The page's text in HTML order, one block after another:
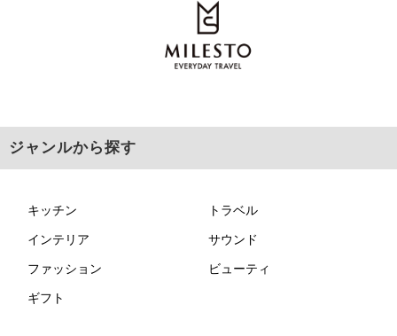
ジャンルから探す
キッチン トラベル
インテリア サウンド
ファッション ビューティ
ギフト